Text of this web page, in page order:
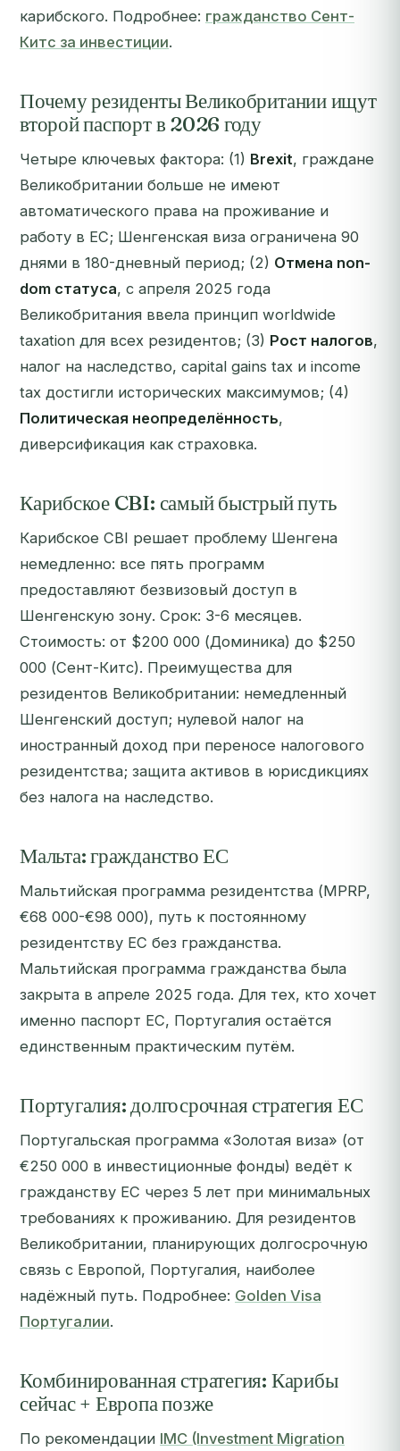
карибского. Подробнее: гражданство Сент-
Китс за инвестиции.
Почему резиденты Великобритании ищут
второй паспорт в 2026 году
Четыре ключевых фактора: (1) Brexit, граждане
Великобритании больше не имеют
автоматического права на проживание и
работу в ЕС; Шенгенская виза ограничена 90
днями в 180-дневный период; (2) Отмена non-
dom статуса, с апреля 2025 года
Великобритания ввела принцип worldwide
taxation для всех резидентов; (3) Рост налогов,
налог на наследство, capital gains tax и income
tax достигли исторических максимумов; (4)
Политическая неопределённость,
диверсификация как страховка.
Карибское CBI: самый быстрый путь
Карибское CBI решает проблему Шенгена
немедленно: все пять программ
предоставляют безвизовый доступ в
Шенгенскую зону. Срок: 3-6 месяцев.
Стоимость: от $200 000 (Доминика) до $250
000 (Сент-Китс). Преимущества для
резидентов Великобритании: немедленный
Шенгенский доступ; нулевой налог на
иностранный доход при переносе налогового
резидентства; защита активов в юрисдикциях
без налога на наследство.
Мальта: гражданство ЕС
Мальтийская программа резидентства (MPRP,
€68 000-€98 000), путь к постоянному
резидентству ЕС без гражданства.
Мальтийская программа гражданства была
закрыта в апреле 2025 года. Для тех, кто хочет
именно паспорт ЕС, Португалия остаётся
единственным практическим путём.
Португалия: долгосрочная стратегия ЕС
Португальская программа «Золотая виза» (от
€250 000 в инвестиционные фонды) ведёт к
гражданству ЕС через 5 лет при минимальных
требованиях к проживанию. Для резидентов
Великобритании, планирующих долгосрочную
связь с Европой, Португалия, наиболее
надёжный путь. Подробнее: Golden Visa
Португалии.
Комбинированная стратегия: Карибы
сейчас + Европа позже
По рекомендации IMC (Investment Migration